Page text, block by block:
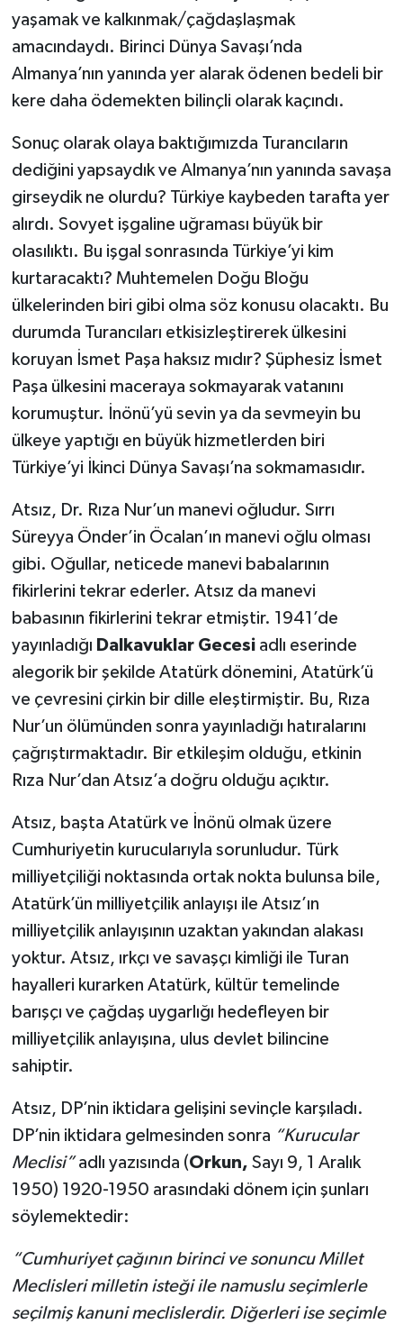
yaşamak ve kalkınmak/çağdaşlaşmak
amacındaydı. Birinci Dünya Savaşı’nda
Almanya’nın yanında yer alarak ödenen bedeli bir
kere daha ödemekten bilinçli olarak kaçındı.
Sonuç olarak olaya baktığımızda Turancıların
dediğini yapsaydık ve Almanya’nın yanında savaşa
girseydik ne olurdu? Türkiye kaybeden tarafta yer
alırdı. Sovyet işgaline uğraması büyük bir
olasılıktı. Bu işgal sonrasında Türkiye’yi kim
kurtaracaktı? Muhtemelen Doğu Bloğu
ülkelerinden biri gibi olma söz konusu olacaktı. Bu
durumda Turancıları etkisizleştirerek ülkesini
koruyan İsmet Paşa haksız mıdır? Şüphesiz İsmet
Paşa ülkesini maceraya sokmayarak vatanını
korumuştur. İnönü’yü sevin ya da sevmeyin bu
ülkeye yaptığı en büyük hizmetlerden biri
Türkiye’yi İkinci Dünya Savaşı’na sokmamasıdır.
Atsız, Dr. Rıza Nur’un manevi oğludur. Sırrı
Süreyya Önder’in Öcalan’ın manevi oğlu olması
gibi. Oğullar, neticede manevi babalarının
fikirlerini tekrar ederler. Atsız da manevi
babasının fikirlerini tekrar etmiştir. 1941’de
yayınladığı Dalkavuklar Gecesiadlı eserinde
alegorik bir şekilde Atatürk dönemini, Atatürk’ü
ve çevresini çirkin bir dille eleştirmiştir. Bu, Rıza
Nur’un ölümünden sonra yayınladığı hatıralarını
çağrıştırmaktadır. Bir etkileşim olduğu, etkinin
Rıza Nur’dan Atsız’a doğru olduğu açıktır.
Atsız, başta Atatürk ve İnönü olmak üzere
Cumhuriyetin kurucularıyla sorunludur. Türk
milliyetçiliği noktasında ortak nokta bulunsa bile,
Atatürk’ün milliyetçilik anlayışı ile Atsız’ın
milliyetçilik anlayışının uzaktan yakından alakası
yoktur. Atsız, ırkçı ve savaşçı kimliği ile Turan
hayalleri kurarken Atatürk, kültür temelinde
barışçı ve çağdaş uygarlığı hedefleyen bir
milliyetçilik anlayışına, ulus devlet bilincine
sahiptir.
Atsız, DP’nin iktidara gelişini sevinçle karşıladı.
DP’nin iktidara gelmesinden sonra “Kurucular
Meclisi”adlı yazısında (Orkun, Sayı 9, 1 Aralık
1950) 1920-1950 arasındaki dönem için şunları
söylemektedir:
“Cumhuriyet çağının birinci ve sonuncu Millet
Meclisleri milletin isteği ile namuslu seçimlerle
seçilmiş kanuni meclislerdir. Diğerleri ise seçimle